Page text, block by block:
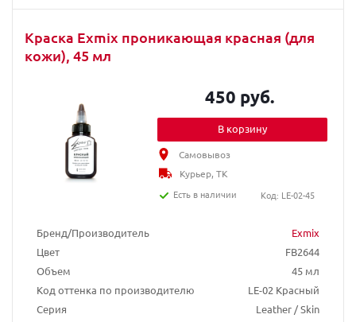
Краска Exmix проникающая красная (для
кожи), 45 мл
Бренд/Производитель
Exmix
Цвет
FB2644
Объем
45 мл
Код оттенка по производителю
LE-02 Красный
Серия
Leather / Skin
450 руб.
В корзину
Самовывоз
Курьер, ТК
Есть в наличии
Код: LE-02-45